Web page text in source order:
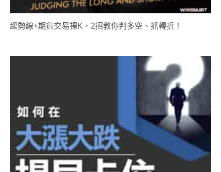
趨勢線+期貨交易裸K，2招教你判多空、抓轉折！